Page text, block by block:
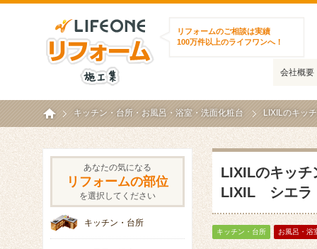
リフォームのご相談は実績
100万件以上のライフワンへ！
会社概要
ホームキッチン・台所 ・お風呂・浴室 ・ 洗面化粧台 LIXILのキッ
LIXILのキッ
LIXIL シエ
キッチン・台所 お風呂・浴
あなたの気になる
リフォームの部位
を選択してください
キッチン・台所